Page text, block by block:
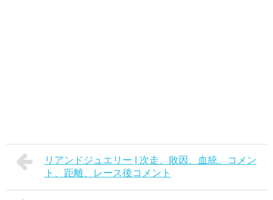
リアンドジュエリー | 次走、敗因、血統、コメン
ト、距離、レース後コメント